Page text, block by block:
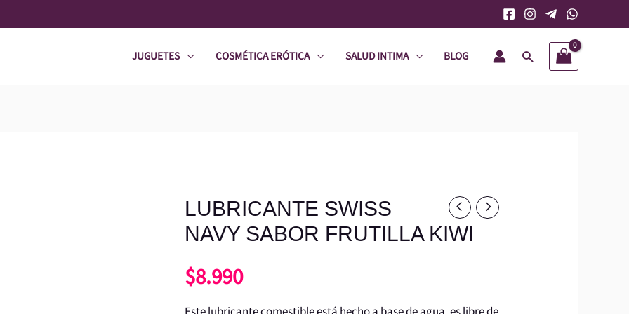
JUGUETES COSMÉTICA ERÓTICA SALUD INTIMA BLOG Buscar
LUBRICANTE SWISS
NAVY SABOR FRUTILLA KIWI
$8.990
LUBRICANTE
SWISS
SABOR